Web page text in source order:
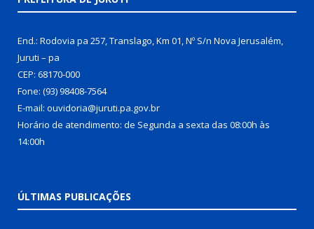
End.: Rodovia pa 257, Translago, Km 01, Nº S/n Nova Jerusalém,
Juruti – pa
CEP: 68170-000
Fone: (93) 98408-7564
E-mail: ouvidoria@juruti.pa.gov.br
Horário de atendimento: de Segunda a sexta das 08:00h às
14:00h
ÚLTIMAS PUBLICAÇÕES